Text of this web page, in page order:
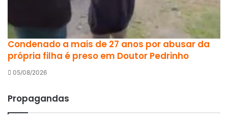
Condenado a mais de 27 anos por abusar da
própria filha é preso em Doutor Pedrinho
05/08/2026
Propagandas